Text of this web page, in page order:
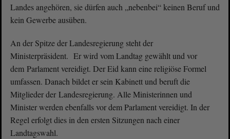
Landes angehören, sie dürfen auch „nebenbei“ keinen Beruf und
kein Gewerbe ausüben.
An der Spitze der Landesregierung steht der
Ministerpräsident. Er wird vom Landtag gewählt und vor
dem Parlament vereidigt. Der Eid kann eine religiöse Formel
umfassen. Danach bildet er sein Kabinett und beruft die
Mitglieder der Landesregierung. Alle Ministerinnen und
Minister werden ebenfalls vor dem Parlament vereidigt. In der
Regel erfolgt dies in den ersten Sitzungen nach einer
Landtagswahl.